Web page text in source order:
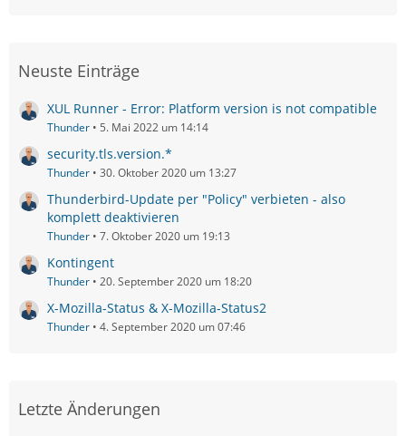
Neuste Einträge
XUL Runner - Error: Platform version is not compatible
Thunder 5. Mai 2022 um 14:14
security.tls.version.*
Thunder 30. Oktober 2020 um 13:27
Thunderbird-Update per "Policy" verbieten - also
komplett deaktivieren
Thunder 7. Oktober 2020 um 19:13
Kontingent
Thunder 20. September 2020 um 18:20
X-Mozilla-Status & X-Mozilla-Status2
Thunder 4. September 2020 um 07:46
Letzte Änderungen